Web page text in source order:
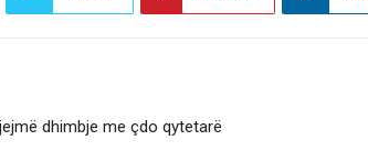
dhimbje me çdo qytetarë